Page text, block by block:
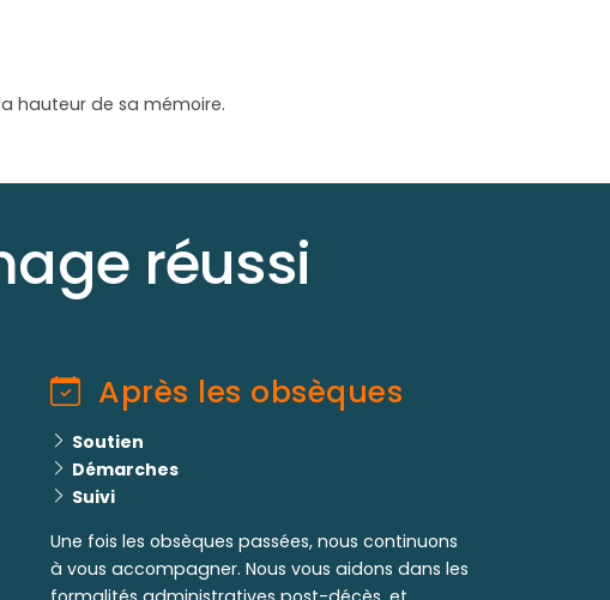
hauteur de sa mémoire.
réussi
Après les obsèques
Soutien
Démarches
Suivi
Une fois les obsèques passées, nous continuons
à vous accompagner. Nous vous aidons dans les